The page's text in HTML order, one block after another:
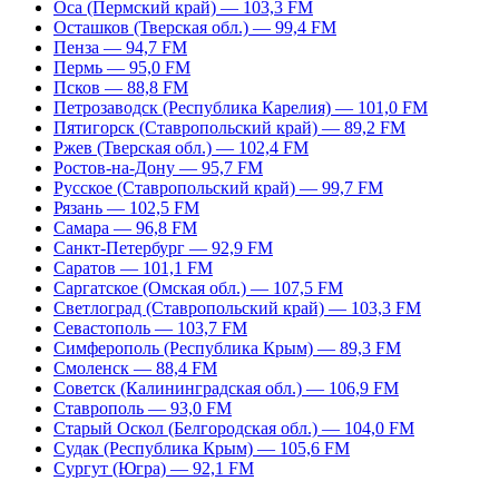
Оса (Пермский край) — 103,3 FM
Осташков (Тверская обл.) — 99,4 FM
Пенза — 94,7 FM
Пермь — 95,0 FM
Псков — 88,8 FM
Петрозаводск (Республика Карелия) — 101,0 FM
Пятигорск (Ставропольский край) — 89,2 FM
Ржев (Тверская обл.) — 102,4 FM
Ростов-на-Дону — 95,7 FM
Русское (Ставропольский край) — 99,7 FM
Рязань — 102,5 FM
Самара — 96,8 FM
Санкт-Петербург — 92,9 FM
Саратов — 101,1 FM
Саргатское (Омская обл.) — 107,5 FM
Светлоград (Ставропольский край) — 103,3 FM
Севастополь — 103,7 FM
Симферополь (Республика Крым) — 89,3 FM
Смоленск — 88,4 FM
Советск (Калининградская обл.) — 106,9 FM
Ставрополь — 93,0 FM
Старый Оскол (Белгородская обл.) — 104,0 FM
Судак (Республика Крым) — 105,6 FM
Сургут (Югра) — 92,1 FM